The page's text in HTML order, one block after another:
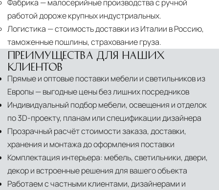
Фабрика — малосерийные производства с ручной
работой дороже крупных индустриальных.
Логистика — стоимость доставки из Италии в Россию,
таможенные пошлины, страхование груза.
ПРЕИМУЩЕСТВА ДЛЯ НАШИХ
КЛИЕНТОВ
Прямые и оптовые поставки мебели и светильников из
Европы — выгодные цены без лишних посредников
Индивидуальный подбор мебели, освещения и отделок
по 3D-проекту, планам или спецификации дизайнера
Прозрачный расчёт стоимости заказа, доставки,
хранения и монтажа до оформления поставки
Комплектация интерьера: мебель, светильники, двери,
декор и встроенные решения для вашего объекта
Работаем с частными клиентами, дизайнерами и